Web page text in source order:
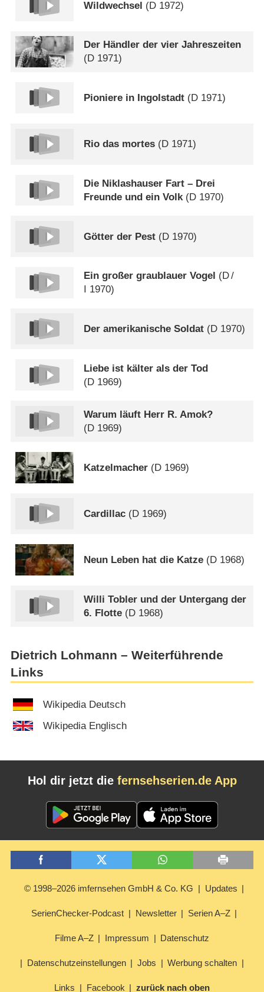
Wildwechsel (D 1972)
Der Händler der vier Jahreszeiten
(D 1971)
Pioniere in Ingolstadt (D 1971)
Rio das mortes (D 1971)
Die Niklashauser Fart – Drei
Freunde und ein Volk(D 1970)
Götter der Pest (D 1970)
Ein großer graublauer Vogel (D/
1970)
Der amerikanische Soldat (D 1970)
Liebe ist kälter als der Tod
(D 1969)
Warum läuft Herr R. Amok?
(D 1969)
Katzelmacher (D 1969)
Cardillac (D 1969)
Neun Leben hat die Katze (D 1968)
Willi Tobler und der Untergang der
6. Flotte (D 1968)
Dietrich Lohmann – Weiterführende
Links
Wikipedia Deutsch
Wikipedia Englisch
Hol dir jetzt die fernsehserien.de App
© 1998–2026 imfernsehen GmbH & Co. KG Updates
SerienChecker-Podcast Newsletter Serien A–Z
Filme A–Z Impressum Datenschutz
Datenschutzeinstellungen Jobs Werbung schalten
Links Facebook zurück nach oben